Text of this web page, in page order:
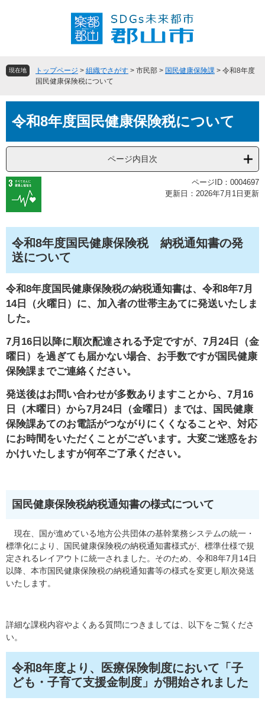
頭
飛
へ
現在地 トップページ > 組織でさがす > 市民部 > 国民健康保険課 > 令和8年度
国民健康保険税について
文令和8年度国民健康保険税について
ページ内目次
ページID：0004697
更新日：2026年7月1日更新
令和8年度国民健康保険税 納税通知書の発
送について
令和8年度国民健康保険税の納税通知書は、令和8年7月
14日（火曜日）に、加入者の世帯主あてに発送いたしま
した。
7月16日以降に順次配達される予定ですが、7月24日（金
曜日）を過ぎても届かない場合、お手数ですが国民健康
保険課までご連絡ください。
発送後はお問い合わせが多数ありますことから、7月16
日（木曜日）から7月24日（金曜日）までは、国民健康
保険課あてのお電話がつながりにくくなることや、対応
にお時間をいただくことがございます。大変ご迷惑をお
かけいたしますが何卒ご了承ください。
国民健康保険税納税通知書の様式について
現在、国が進めている地方公共団体の基幹業務システムの統一・
標準化により、国民健康保険税の納税通知書様式が、標準仕様で規
定されるレイアウトに統一されました。そのため、令和8年7月14日
以降、本市国民健康保険税の納税通知書等の様式を変更し順次発送
いたします。
詳細な課税内容やよくある質問につきましては、以下をご覧くださ
い。
令和8年度より、医療保険制度において「子
ども・子育て支援金制度」が開始されました